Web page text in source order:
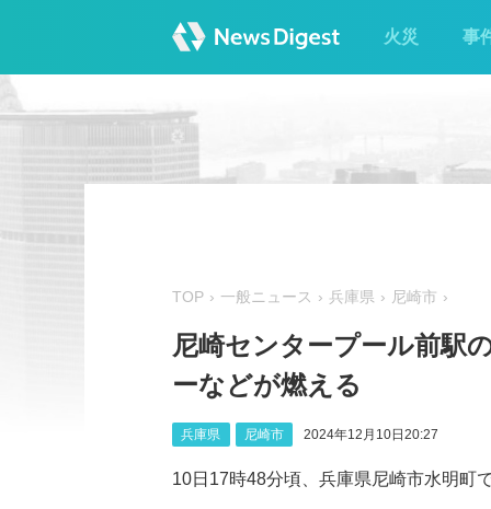
火災 事
TOP 一般ニュース 兵庫県 尼崎市
尼崎センタープール前駅
ーなどが燃える
兵庫県 尼崎市 2024年12月10日20:27
10日17時48分頃、兵庫県尼崎市水明町